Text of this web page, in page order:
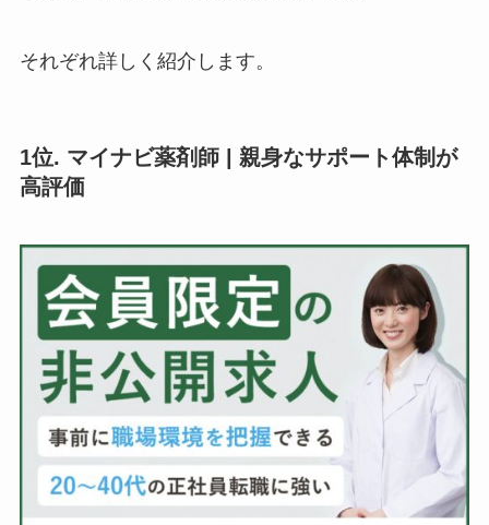
それぞれ詳しく紹介します。
1位. マイナビ薬剤師 | 親身なサポート体制が
高評価